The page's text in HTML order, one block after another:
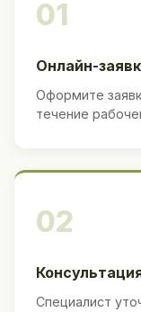
01
Онлайн-
Оформите
течение
02
Специалист